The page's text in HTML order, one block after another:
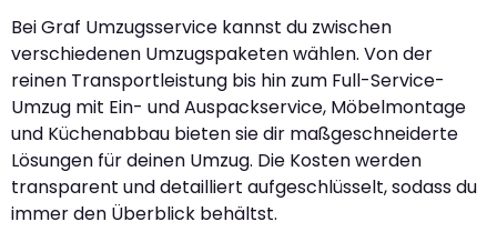
Bei Graf Umzugsservice kannst du zwischen
verschiedenen Umzugspaketen wählen. Von der
reinen Transportleistung bis hin zum Full-Service-
Umzug mit Ein- und Auspackservice, Möbelmontage
und Küchenabbau bieten sie dir maßgeschneiderte
Lösungen für deinen Umzug. Die Kosten werden
transparent und detailliert aufgeschlüsselt, sodass du
immer den Überblick behältst.